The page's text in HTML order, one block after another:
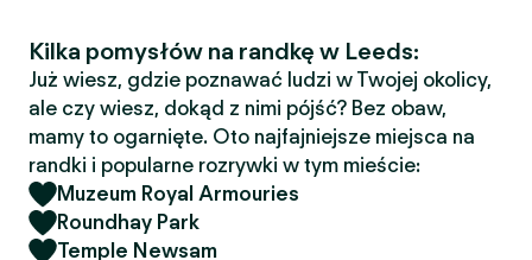
Kilka pomysłów na randkę w Leeds:
Już wiesz, gdzie poznawać ludzi w Twojej okolicy,
ale czy wiesz, dokąd z nimi pójść? Bez obaw,
mamy to ogarnięte. Oto najfajniejsze miejsca na
randki i popularne rozrywki w tym mieście:
Muzeum Royal Armouries
Roundhay Park
Temple Newsam